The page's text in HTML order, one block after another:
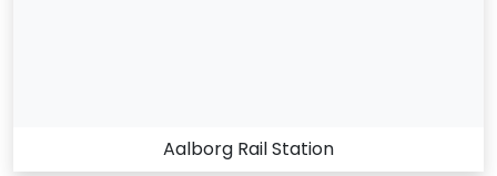
Aalborg Rail Station